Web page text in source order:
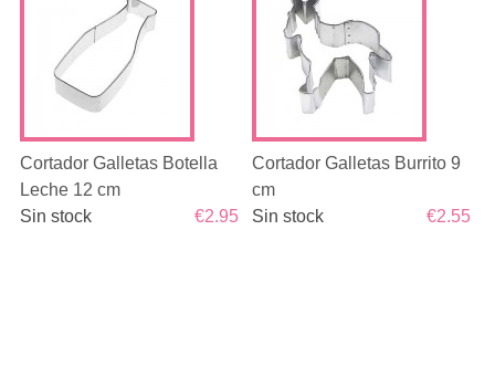
Cortador Galletas Botella
Leche 12 cm
€2.95
Sin stock
Cortador Galletas Burrito 9
cm
€2.55
Sin stock